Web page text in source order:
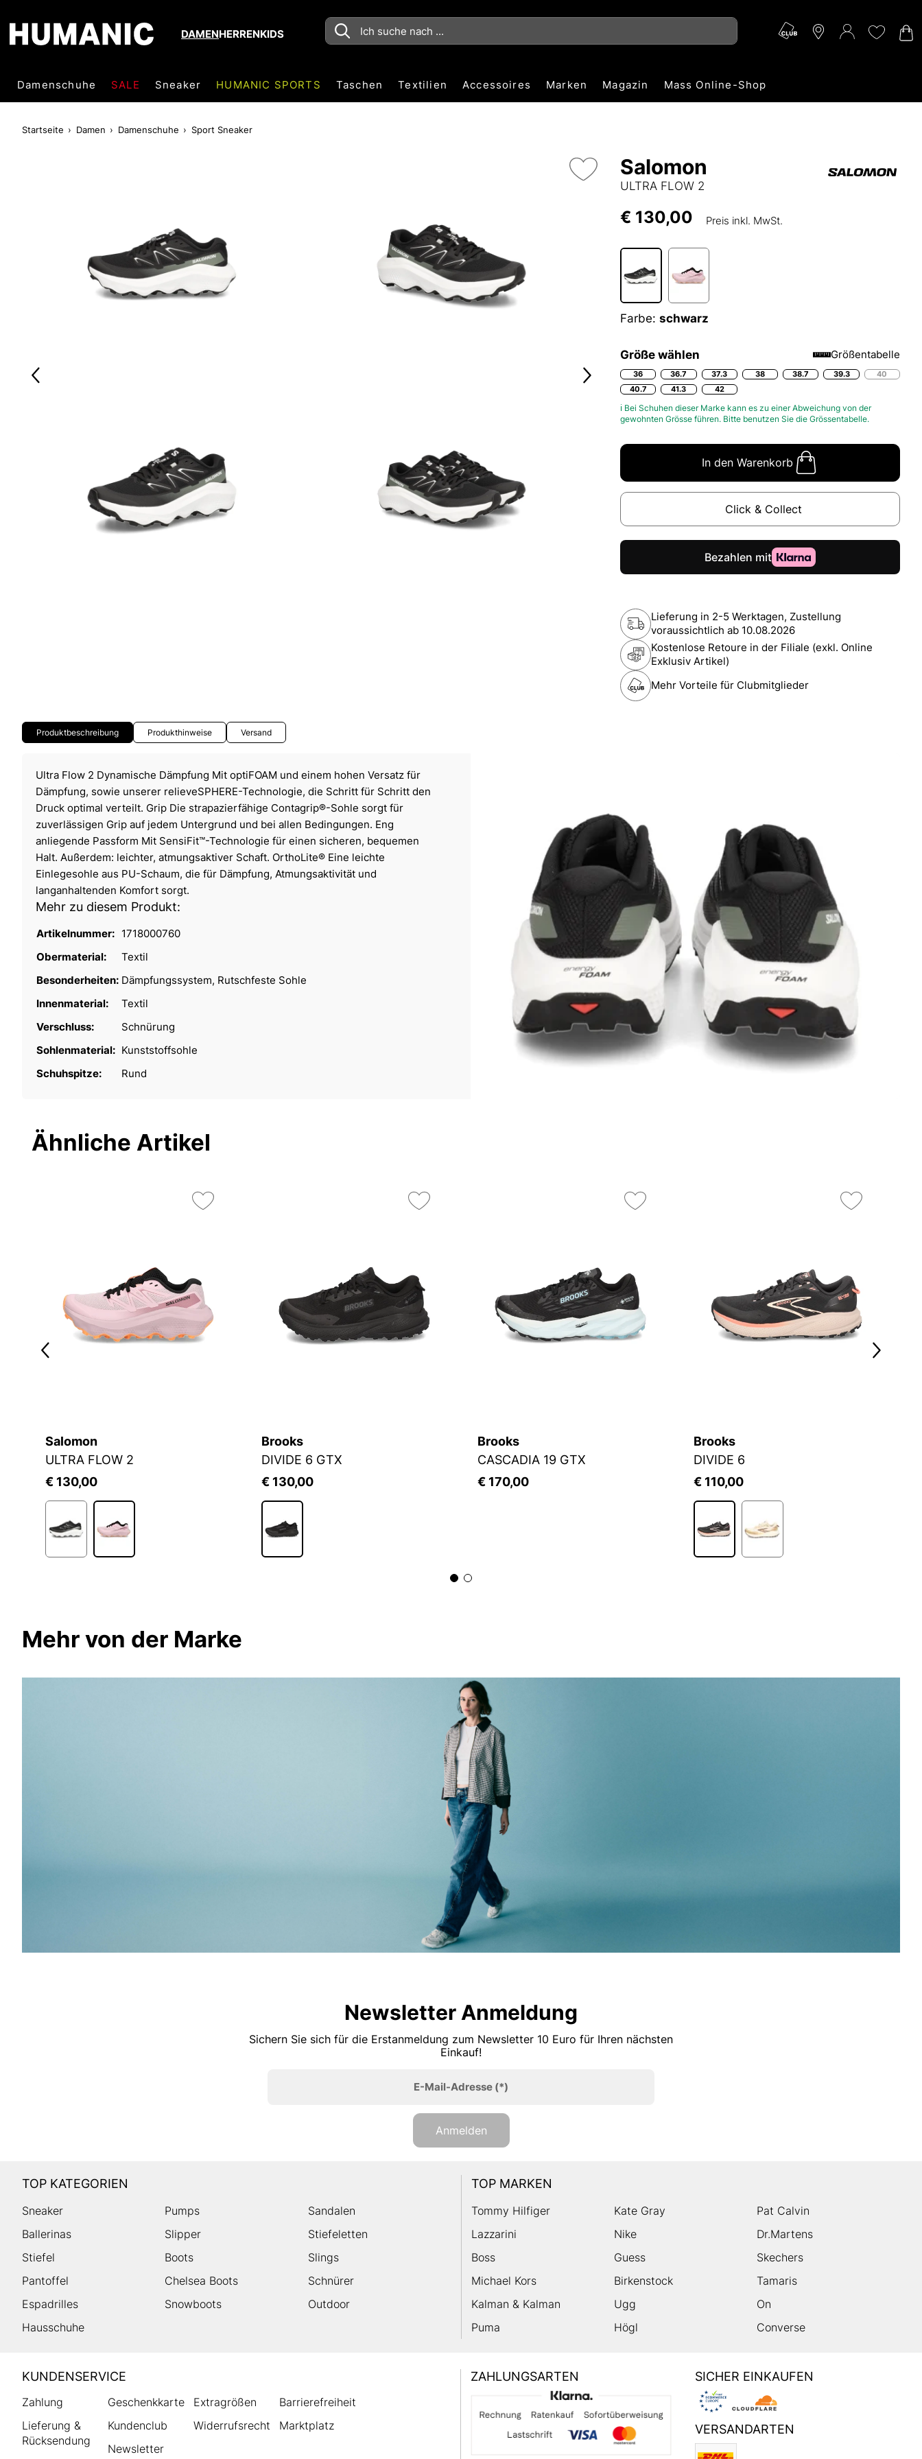
DAMENHERRENKIDS
Damenschuhe SALE Sneaker HUMANIC SPORTS Taschen Textilien Accessoires Marken Magazin Mass Online-Shop
Startseite Damen Damenschuhe Sport Sneaker
Salomon
ULTRA FLOW 2
€ 130,00 Preis inkl. MwSt.
Farbe: schwarz
Größe wählen Größentabelle
36 36.7 37.3 38 38.7 39.3
40
40.7
41.3 42
ℹ Bei Schuhen dieser Marke kann es zu einer Abweichung von der
gewohnten Grösse führen. Bitte benutzen Sie die Grössentabelle.
In den Warenkorb
Click & Collect
Lieferung in 2-5 Werktagen, Zustellung
voraussichtlich ab 10.08.2026
Kostenlose Retoure in der Filiale (exkl. Online
Exklusiv Artikel)
Mehr Vorteile für Clubmitglieder
Produktbeschreibung Produkthinweise Versand
Ultra Flow 2 Dynamische Dämpfung Mit optiFOAM und einem hohen Versatz für
Dämpfung, sowie unserer relieveSPHERE-Technologie, die Schritt für Schritt den
Druck optimal verteilt. Grip Die strapazierfähige Contagrip®-Sohle sorgt für
zuverlässigen Grip auf jedem Untergrund und bei allen Bedingungen. Eng
anliegende Passform Mit SensiFit™-Technologie für einen sicheren, bequemen
Halt. Außerdem: leichter, atmungsaktiver Schaft. OrthoLite® Eine leichte
Einlegesohle aus PU-Schaum, die für Dämpfung, Atmungsaktivität und
langanhaltenden Komfort sorgt.
Mehr zu diesem Produkt:
Artikelnummer: 1718000760
Obermaterial:
Textil
Besonderheiten: Dämpfungssystem, Rutschfeste Sohle
Innenmaterial:
Textil
Verschluss:
Schnürung
Sohlenmaterial: Kunststoffsohle
Schuhspitze:
Rund
Ähnliche Artikel
Salomon
ULTRA FLOW 2
€ 130,00
Brooks
DIVIDE 6 GTX
€ 130,00
Brooks
CASCADIA 19 GTX
€ 170,00
Brooks
DIVIDE 6
€ 110,00
Mehr von der Marke
Newsletter Anmeldung
Sichern Sie sich für die Erstanmeldung zum Newsletter 10 Euro für Ihren nächsten
Einkauf!
E-Mail-Adresse(*)
Anmelden
TOP KATEGORIEN
Sneaker Pumps
Sandalen
Ballerinas
Slipper
Stiefeletten
Stiefel
Boots
Slings
Pantoffel
Chelsea Boots
Schnürer
Espadrilles
Snowboots
Outdoor
Hausschuhe
TOP MARKEN
Tommy Hilfiger Kate Gray
Pat Calvin
Lazzarini
Nike
Dr.Martens
Boss
Guess
Skechers
Michael Kors
Birkenstock
Tamaris
Kalman & Kalman
Ugg
On
Puma
Högl Converse
HUMANIC
Footer
KUNDENSERVICE
Zahlung
Lieferung &
Rücksendung
Geschenkkarte
Kundenclub
Newsletter
Extragrößen
Widerrufsrecht
Barrierefreiheit
Marktplatz
ZAHLUNGSARTEN SICHER EINKAUFEN
VERSANDARTEN